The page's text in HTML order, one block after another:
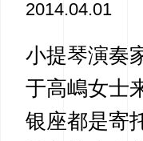
2014.04.01
小提琴演奏
于高嶋女士
银座都是寄